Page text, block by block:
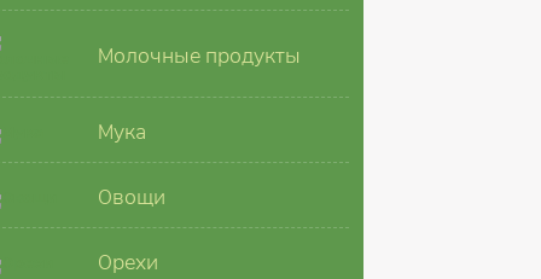
Молочные продукты
Мука
Овощи
Орехи